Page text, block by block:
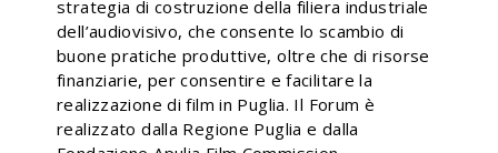
strategia di costruzione della filiera industriale
dell’audiovisivo, che consente lo scambio di
buone pratiche produttive, oltre che di risorse
finanziarie, per consentire e facilitare la
realizzazione di film in Puglia. Il Forum è
realizzato dalla Regione Puglia e dalla